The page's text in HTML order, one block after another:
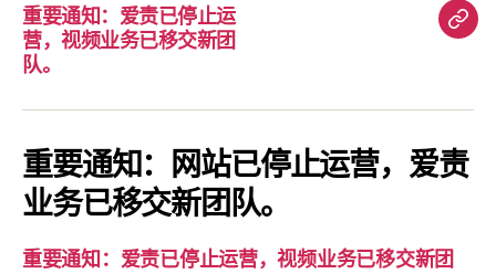
重要通知：爱责已停止运
营，视频业务已移交新团
队。
重
知：
爱
责
重要通知：网站已停止运营，爱责
业务已移交新团队。
重要通知：爱责已停止运营，视频业务已移交新团